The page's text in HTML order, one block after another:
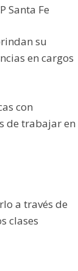
Santa Fe
su
en cargos
con
de trabajar en
a través de
clases